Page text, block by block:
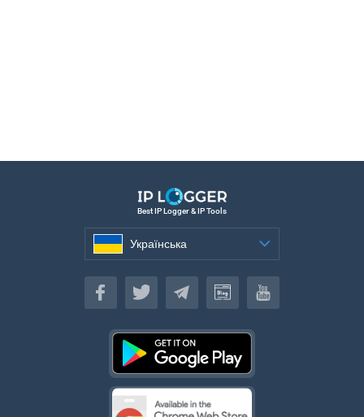
Best IP Logger & IP Tools
Українська
Українська